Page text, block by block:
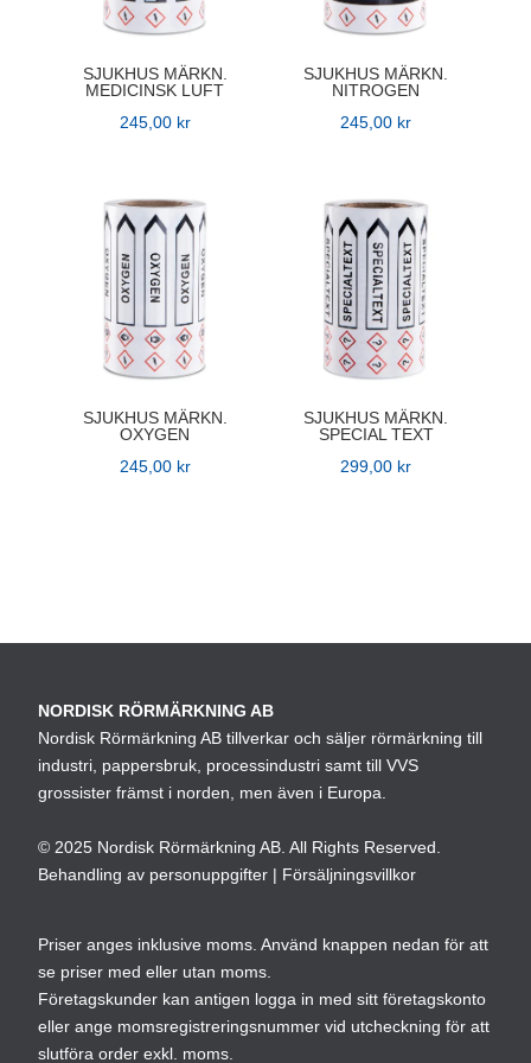
SJUKHUS MÄRKN.
MEDICINSK LUFT
245,00 kr
SJUKHUS MÄRKN.
NITROGEN
245,00 kr
SJUKHUS MÄRKN.
OXYGEN
245,00 kr
SJUKHUS MÄRKN.
SPECIAL TEXT
299,00 kr
NORDISK RÖRMÄRKNING AB
Nordisk Rörmärkning AB tillverkar och säljer rörmärkning till
industri, pappersbruk, processindustri samt till VVS
grossister främst i norden, men även i Europa.
© 2025 Nordisk Rörmärkning AB. All Rights Reserved.
Behandling av personuppgifter | Försäljningsvillkor
Priser anges inklusive moms. Använd knappen nedan för att
se priser med eller utan moms.
Företagskunder kan antigen logga in med sitt företagskonto
eller ange momsregistreringsnummer vid utcheckning för att
slutföra order exkl. moms.